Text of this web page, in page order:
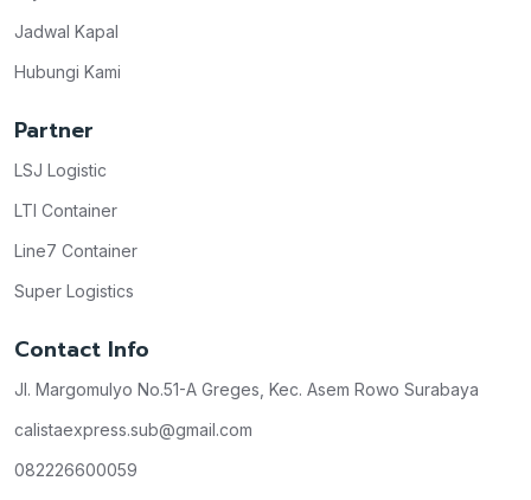
Jadwal Kapal
Hubungi Kami
Partner
LSJ Logistic
LTI Container
Line7 Container
Super Logistics
Contact Info
Jl. Margomulyo No.51-A Greges, Kec. Asem Rowo Surabaya
calistaexpress.sub@gmail.com
082226600059